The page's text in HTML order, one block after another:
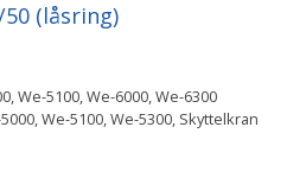
(låsring)
We-5100, We-6000, We-6300
We-5100, We-5300, Skyttelkran